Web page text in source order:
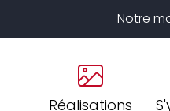
Réalisations
Notre